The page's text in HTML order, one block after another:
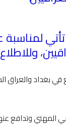
تأتي
بغداد
المهني وتدافع